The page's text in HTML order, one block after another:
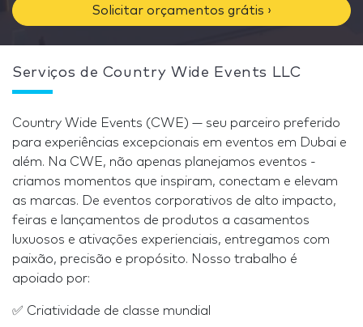
Solicitar orçamentos grátis ›
Serviços de Country Wide Events LLC
Country Wide Events (CWE) — seu parceiro preferido
para experiências excepcionais em eventos em Dubai e
além. Na CWE, não apenas planejamos eventos -
criamos momentos que inspiram, conectam e elevam
as marcas. De eventos corporativos de alto impacto,
feiras e lançamentos de produtos a casamentos
luxuosos e ativações experienciais, entregamos com
paixão, precisão e propósito. Nosso trabalho é
apoiado por:
✅ Criatividade de classe mundial